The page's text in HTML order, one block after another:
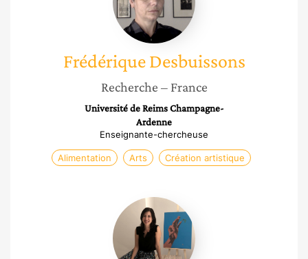
Frédérique Desbuissons
Recherche – France
Université de Reims Champagne-
Ardenne
Enseignante-chercheuse
Alimentation Arts Création artistique
Véra
Kempf